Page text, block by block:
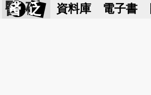
醫 砭 資料庫 電子書